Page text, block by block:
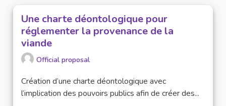
Une charte déontologique pour
réglementer la provenance de la
viande
Official proposal
Création d’une charte déontologique avec
l’implication des pouvoirs publics afin de créer des...